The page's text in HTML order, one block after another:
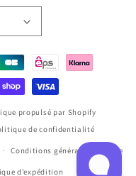
propulsé par Shopify
de confidentialité
Conditions générales de vente
d’expédition